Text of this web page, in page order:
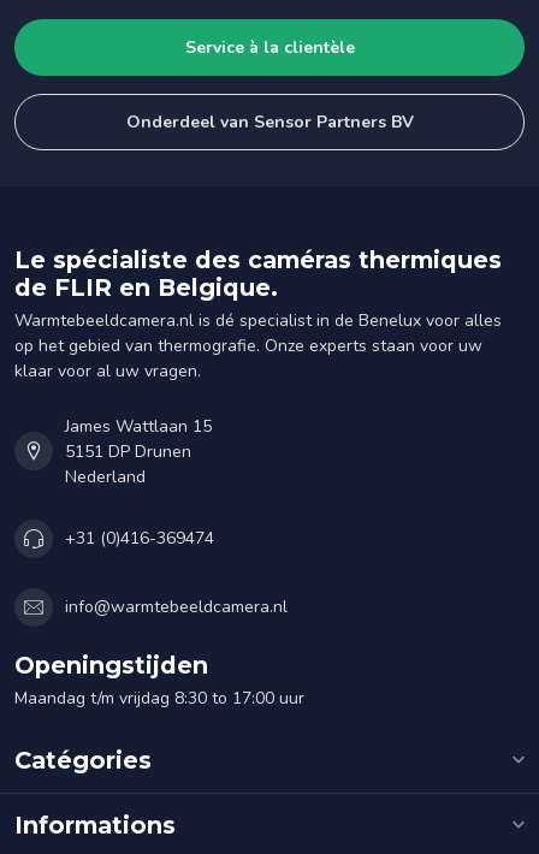
Service à la clientèle
Onderdeel van Sensor Partners BV
Le spécialiste des caméras thermiques
de FLIR en Belgique.
Warmtebeeldcamera.nl is dé specialist in de Benelux voor alles
op het gebied van thermografie. Onze experts staan voor uw
klaar voor al uw vragen.
James Wattlaan 15
5151 DP Drunen
Nederland
+31 (0)416-369474
info@warmtebeeldcamera.nl
Openingstijden
Maandag t/m vrijdag 8:30 to 17:00 uur
Catégories
Informations